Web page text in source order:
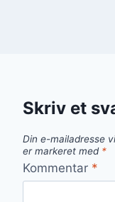
Skriv et
Din e-mailadresse
er markeret med *
Kommentar *